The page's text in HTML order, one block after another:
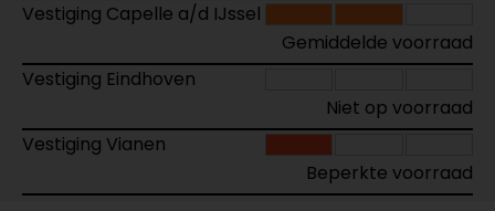
Vestiging Capelle a/d IJssel
Gemiddelde voorraad
Vestiging Eindhoven
Niet op voorraad
Vestiging Vianen
Beperkte voorraad